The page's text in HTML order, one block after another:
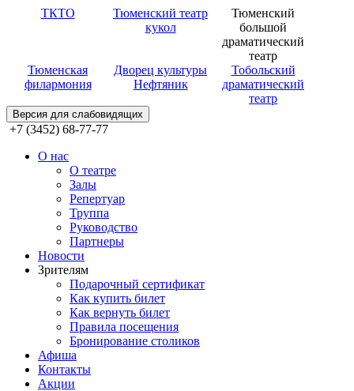
ТКТО
Тюменский театр
кукол
Тюменский
большой
драматический
театр
Тюменская
филармония
Дворец культуры
Нефтяник
Тобольский
драматический
театр
Версия для слабовидящих
+7 (3452) 68-77-77
О нас
О театре
Залы
Репертуар
Труппа
Руководство
Партнеры
Новости
Зрителям
Подарочный сертификат
Как купить билет
Как вернуть билет
Правила посещения
Бронирование столиков
Афиша
Контакты
Акции